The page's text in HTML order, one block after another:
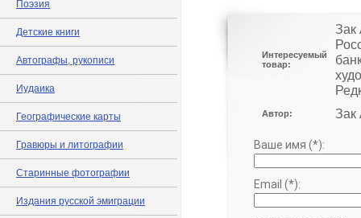
Поэзия
Детские книги
Автографы, рукописи
Иудаика
Географические карты
Гравюры и литографии
Старинные фотографии
Издания русской эмиграции
Интересуемый
товар:
Зак
Автор: Зак
Ваше имя (*):
Email (*):